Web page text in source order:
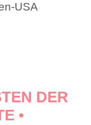
DER
•